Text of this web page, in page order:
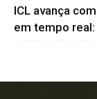
ICL avança
em tempo